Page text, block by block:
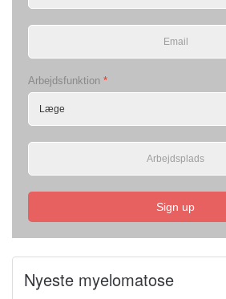
Arbejdsfunktion *
Sign up
Nyeste myelomatose